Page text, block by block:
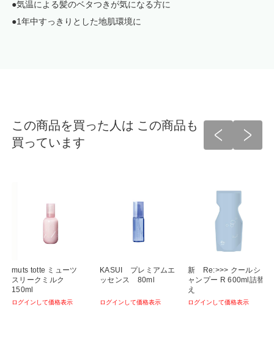
●気温による髪のベタつきが気になる方に
●1年中すっきりとした地肌環境に
この商品を買った人は この商品も
買っています
muts totte ミューツ
スリークミルク
150ml
ログインして価格表示
KASUI プレミアムエ
ッセンス 80ml
ログインして価格表示
新 Re:>>> クールシ
ャンプー R 600ml詰替
え
ログインして価格表示